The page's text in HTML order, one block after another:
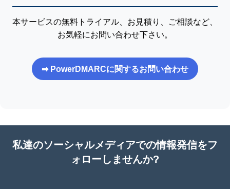
本サービスの無料トライアル、お見積り、ご相談など、
お気軽にお問い合わせ下さい。
➡ PowerDMARCに関するお問い合わせ
私達のソーシャルメディアでの情報発信をフ
ォローしませんか?